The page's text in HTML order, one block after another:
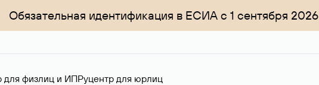
Обязательная идентификация в ЕСИА с 1 сентября 2026
для физлиц и ИПРуцентр для юрлиц